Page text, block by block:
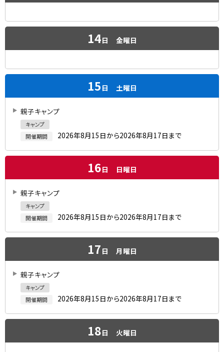
14日 金曜日
15 日 土曜日
親子キャンプ
キャンプ
開催期間
2026年8月15日から2026年8月17日まで
16日 日曜日
親子キャンプ
キャンプ
開催期間
2026年8月15日から2026年8月17日まで
17 日 月曜日
親子キャンプ
キャンプ
開催期間
2026年8月15日から2026年8月17日まで
18日 火曜日